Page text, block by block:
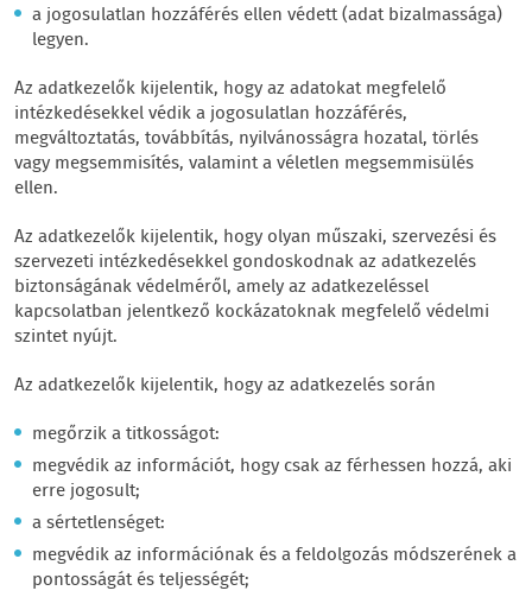
a jogosulatlan hozzáférés ellen védett (adat bizalmassága)
legyen.
Az adatkezelők kijelentik, hogy az adatokat megfelelő
intézkedésekkel védik a jogosulatlan hozzáférés,
megváltoztatás, továbbítás, nyilvánosságra hozatal, törlés
vagy megsemmisítés, valamint a véletlen megsemmisülés
ellen.
Az adatkezelők kijelentik, hogy olyan műszaki, szervezési és
szervezeti intézkedésekkel gondoskodnak az adatkezelés
biztonságának védelméről, amely az adatkezeléssel
kapcsolatban jelentkező kockázatoknak megfelelő védelmi
szintet nyújt.
Az adatkezelők kijelentik, hogy az adatkezelés során
megőrzik a titkosságot:
megvédik az információt, hogy csak az férhessen hozzá, aki
erre jogosult;
a sértetlenséget:
megvédik az információnak és a feldolgozás módszerének a
pontosságát és teljességét;